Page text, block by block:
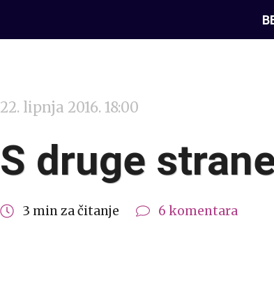
22. lipnja 2016. 18:00
S druge
3 min za čitanje 6 komentara